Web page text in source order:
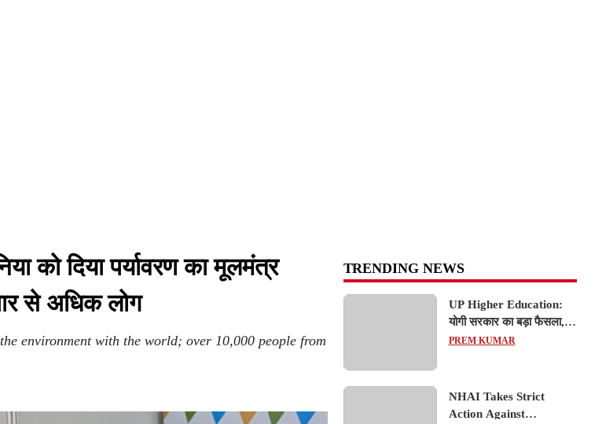
को दिया पर्यावरण का मूलमंत्र
से अधिक लोग
environment with the world; over 10,000 people from
TRENDING NEWS
UP Higher Education:
योगी सरकार का बड़ा फैसला,
यूपी में 3 नए प्राइवेट
PREM KUMAR
NHAI Takes Strict
Action Against